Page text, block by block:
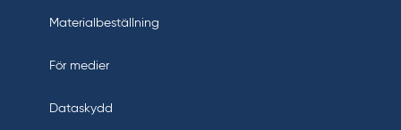
Materialbeställning
För medier
Dataskydd